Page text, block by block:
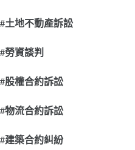
#土地不動產訴訟
#勞資談判
#股權合約訴訟
#物流合約訴訟
#建築合約糾紛